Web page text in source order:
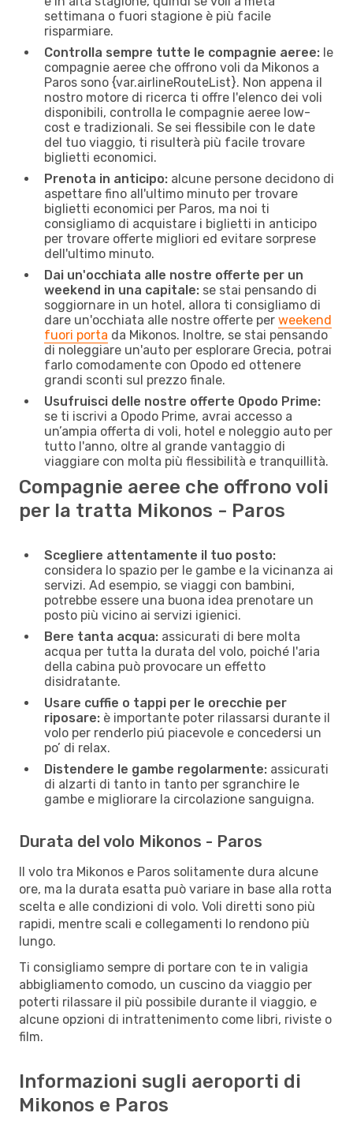
settimana o fuori stagione è più facile
risparmiare.
Controlla sempre tutte le compagnie aeree: le
compagnie aeree che offrono voli da Mikonos a
Paros sono {​var.airlineRouteList}. Non appena il
nostro motore di ricerca ti offre l'elenco dei voli
disponibili, controlla le compagnie aeree low-
cost e tradizionali. Se sei flessibile con le date
del tuo viaggio, ti risulterà più facile trovare
biglietti economici.
Prenota in anticipo: alcune persone decidono di
aspettare fino all'ultimo minuto per trovare
biglietti economici per Paros, ma noi ti
consigliamo di acquistare i biglietti in anticipo
per trovare offerte migliori ed evitare sorprese
dell'ultimo minuto.
Dai un'occhiata alle nostre offerte per un
weekend in una capitale: se stai pensando di
soggiornare in un hotel, allora ti consigliamo di
dare un'occhiata alle nostre offerte per weekend
fuori porta da Mikonos. Inoltre, se stai pensando
di noleggiare un'auto per esplorare Grecia, potrai
farlo comodamente con Opodo ed ottenere
grandi sconti sul prezzo finale.
Usufruisci delle nostre offerte Opodo Prime:
se ti iscrivi a Opodo Prime, avrai accesso a
un’ampia offerta di voli, hotel e noleggio auto per
tutto l'anno, oltre al grande vantaggio di
viaggiare con molta più flessibilità e tranquillità.
Compagnie aeree che offrono voli
per la tratta Mikonos - Paros
Scegliere attentamente il tuo posto:
considera lo spazio per le gambe e la vicinanza ai
servizi. Ad esempio, se viaggi con bambini,
potrebbe essere una buona idea prenotare un
posto più vicino ai servizi igienici.
Bere tanta acqua: assicurati di bere molta
acqua per tutta la durata del volo, poiché l'aria
della cabina può provocare un effetto
disidratante.
Usare cuffie o tappi per le orecchie per
riposare: è importante poter rilassarsi durante il
volo per renderlo piú piacevole e concedersi un
po’ di relax.
Distendere le gambe regolarmente: assicurati
di alzarti di tanto in tanto per sgranchire le
gambe e migliorare la circolazione sanguigna.
Durata del volo Mikonos - Paros
Il volo tra Mikonos e Paros solitamente dura alcune
ore, ma la durata esatta può variare in base alla rotta
scelta e alle condizioni di volo. Voli diretti sono più
rapidi, mentre scali e collegamenti lo rendono più
lungo.
Ti consigliamo sempre di portare con te in valigia
abbigliamento comodo, un cuscino da viaggio per
poterti rilassare il più possibile durante il viaggio, e
alcune opzioni di intrattenimento come libri, riviste o
film.
Informazioni sugli aeroporti di
Mikonos e Paros